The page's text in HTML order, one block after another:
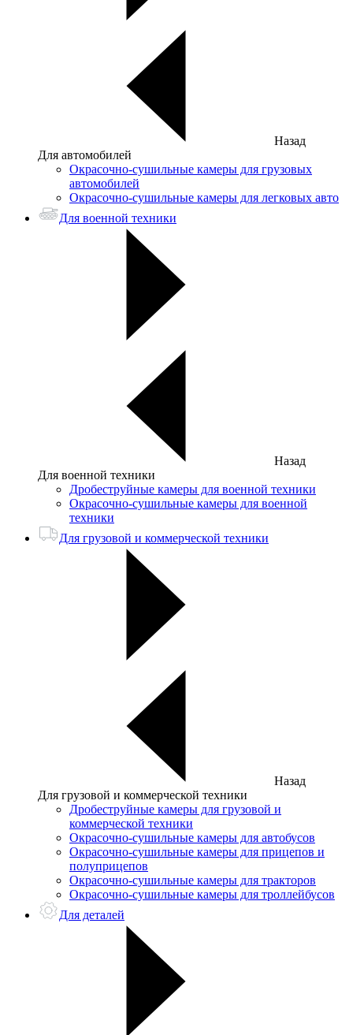
Назад
Для автомобилей
Окрасочно-сушильные камеры для грузовых
автомобилей
Окрасочно-сушильные камеры для легковых авто
Для военной техники
Назад
Для военной техники
Дробеструйные камеры для военной техники
Окрасочно-сушильные камеры для военной
техники
Для грузовой и коммерческой техники
Назад
Для грузовой и коммерческой техники
Дробеструйные камеры для грузовой и
коммерческой техники
Окрасочно-сушильные камеры для автобусов
Окрасочно-сушильные камеры для прицепов и
полуприцепов
Окрасочно-сушильные камеры для тракторов
Окрасочно-сушильные камеры для троллейбусов
Для деталей